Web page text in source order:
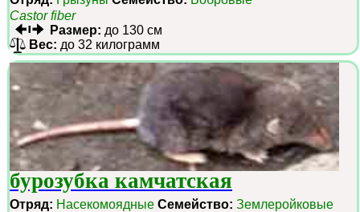
Castor fiber
Размер: до 130 см
Вес: до 32 килограмм
бурозубка камчатская
Отряд: Насекомоядные Семейство: Землеройковые